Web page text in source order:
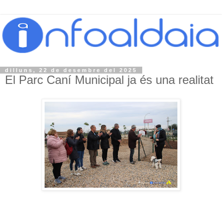
dilluns, 22 de desembre del 2025
El Parc Caní Municipal ja és una realitat